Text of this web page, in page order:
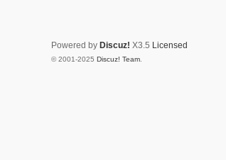
Powered by Discuz! X3.5 Licensed
© 2001-2025 Discuz! Team